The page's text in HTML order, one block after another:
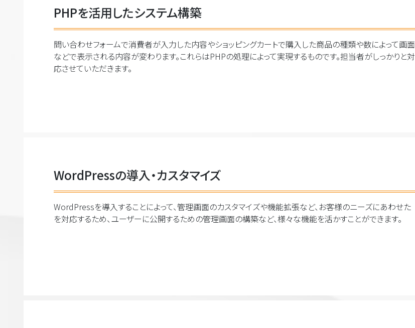
PHPを活用したシステム構築
問い合わせフォームで消費者が入力した内容やショッピングカートで購入した商品の種類や数によって画面
などで表示される内容が変わります。これらはPHPの処理によって実現するものです。担当者がしっかりと対
応させていただきます。
WordPressの導入・カスタマイズ
WordPressを導入することによって、管理画面のカスタマイズや機能拡張など、お客様のニーズにあわせた
を対応するため、ユーザーに公開するための管理画面の構築など、様々な機能を活かすことができます。